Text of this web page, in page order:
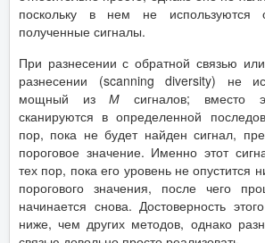
поскольку в нем не используются
полученные сигналы.
При разнесении с обратной связью
разнесении (scanning diversity) не
мощный изМсигналов; вместо
сканируются в определенной
пор, пока не будет найден сигнал,
пороговое значение. Именно этот
тех пор, пока его уровень не опустится
порогового значения, после чего
начинается снова. Достоверность
ниже, чем других методов, однако